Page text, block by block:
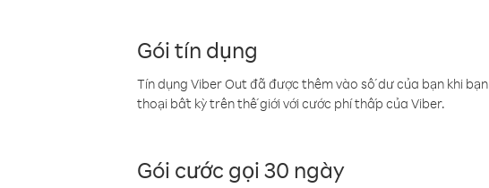
Gói tín dụng
Tín dụng Viber Out đã được thêm vào số dư của bạn khi
thoại bất kỳ trên thế giới với cước phí thấp của Viber.
Gói cước gọi 30 ngày